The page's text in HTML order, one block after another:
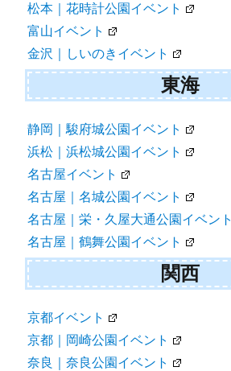
松本｜花時計公園イベント
富山イベント
金沢｜しいのきイベント
東海
静岡｜駿府城公園イベント
浜松｜浜松城公園イベント
名古屋イベント
名古屋｜名城公園イベント
名古屋｜栄・久屋大通公園イベント
名古屋｜鶴舞公園イベント
関西
京都イベント
京都｜岡崎公園イベント
奈良｜奈良公園イベント